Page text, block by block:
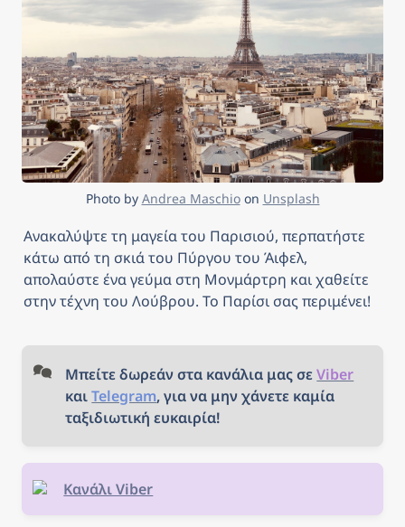
Photo by Andrea Maschio on Unsplash
Ανακαλύψτε τη μαγεία του Παρισιού, περπατήστε
κάτω από τη σκιά του Πύργου του Άιφελ,
απολαύστε ένα γεύμα στη Μονμάρτρη και χαθείτε
στην τέχνη του Λούβρου. Το Παρίσι σας περιμένει!
Μπείτε δωρεάν στα κανάλια μας σε Viber
και Telegram, για να μην χάνετε καμία
ταξιδιωτική ευκαιρία!
Κανάλι Viber